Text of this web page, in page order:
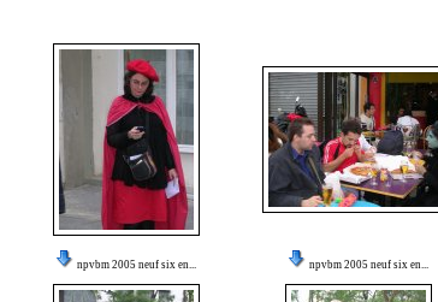
npvbm 2005 neuf six en... npvbm 2005 neuf six en...